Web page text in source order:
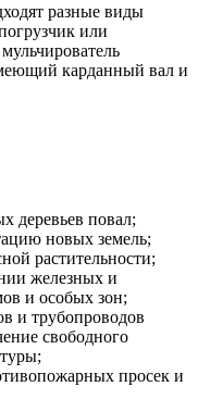
разные виды
или
карданный вал и
деревьев повал;
новых земель;
растительности;
железных и
и особых зон;
и трубопроводов
свободного
просек и